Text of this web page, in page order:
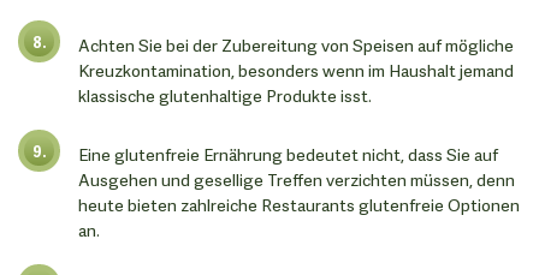
Achten Sie bei der Zubereitung von Speisen auf mögliche
Kreuzkontamination, besonders wenn im Haushalt jemand
klassische glutenhaltige Produkte isst.
Eine glutenfreie Ernährung bedeutet nicht, dass Sie auf
Ausgehen und gesellige Treffen verzichten müssen, denn
heute bieten zahlreiche Restaurants glutenfreie Optionen
an.